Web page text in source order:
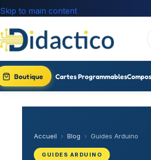
Skip to main content
Boutique Cartes Programmables
Accueil › Blog › Guides Arduino
GUIDES ARDUINO